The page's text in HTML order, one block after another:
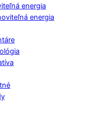
energia
energia